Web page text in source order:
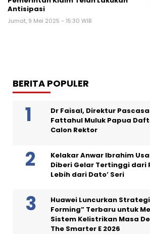
Antisipasi
Jumat, 9 Mei 2025 - 15:30 WIB
BERITA POPULER
Dr Faisal, Direktur
Fattahul Muluk Papua
Calon Rektor
Kelakar Anwar Ibrahim
Diberi Gelar Tertinggi dari
Lebih dari Dato’ Seri
Huawei Luncurkan
Forming” Terbaru untuk
Sistem Kelistrikan Masa
The Smarter E 2026